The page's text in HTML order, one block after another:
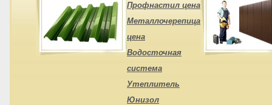
Профнастил цена
Металлочерепица
цена
Водосточная
система
Утеплитель
Юнизол